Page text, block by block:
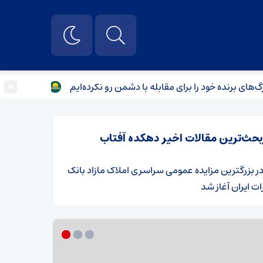
خود را برای مقابله با دشمن رو نکرده‌ایم شب
مقالات اخیر دهکده آفتاب
​بزرگترین مزایده عمومی سراسری املاک مازاد بانک
ایران آغاز شد